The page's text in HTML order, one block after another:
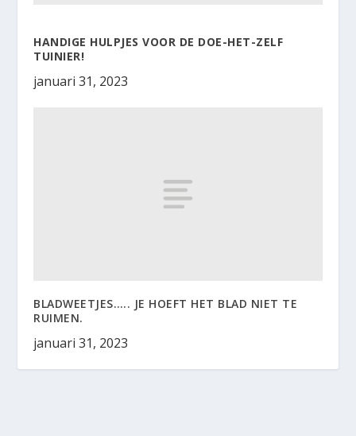
HANDIGE HULPJES VOOR DE DOE-HET-ZELF
TUINIER!
januari 31, 2023
BLADWEETJES….. JE HOEFT HET BLAD NIET TE
RUIMEN.
januari 31, 2023